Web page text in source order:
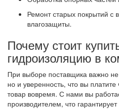
Ремонт старых покрытий с
влагозащиты.
Почему стоит
гидроизоляцию в
При выборе поставщика важно не
но и уверенность, что вы
товар вовремя. С нами вы
производителем, что